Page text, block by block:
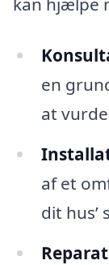
en
at
af et
dit hus’